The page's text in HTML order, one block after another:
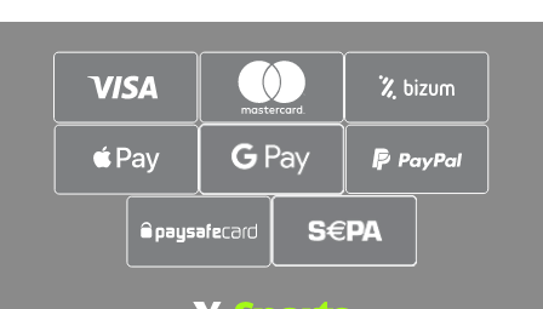
la